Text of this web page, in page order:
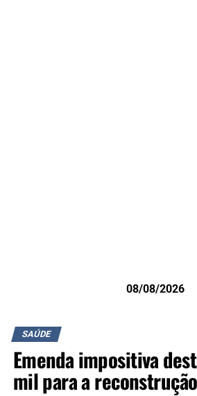
08/08/2026
SAÚDE
Emenda impositiva
mil para a